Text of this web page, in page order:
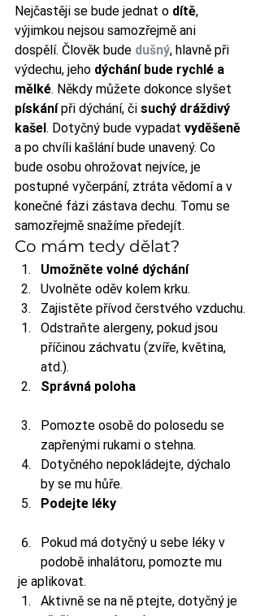
Nejčastěji se bude jednat o dítě,
výjimkou nejsou samozřejmě ani
dospělí. Člověk bude dušný, hlavně při
výdechu, jeho dýchání bude rychlé a
mělké. Někdy můžete dokonce slyšet
pískání při dýchání, či suchý dráždivý
kašel. Dotyčný bude vypadat vyděšeně
a po chvíli kašlání bude unavený. Co
bude osobu ohrožovat nejvíce, je
postupné vyčerpání, ztráta vědomí a v
konečné fázi zástava dechu. Tomu se
samozřejmě snažíme předejít.
Co mám tedy dělat?
Umožněte volné dýchání
Uvolněte oděv kolem krku.
Zajistěte přívod čerstvého vzduchu.
Odstraňte alergeny, pokud jsou
příčinou záchvatu (zvíře, květina,
atd.).
Správná poloha
Pomozte osobě do polosedu se
zapřenými rukami o stehna.
Dotyčného nepokládejte, dýchalo
by se mu hůře.
Podejte léky
Pokud má dotyčný u sebe léky v
podobě inhalátoru, pomozte mu
je aplikovat.
Aktivně se na ně ptejte, dotyčný je